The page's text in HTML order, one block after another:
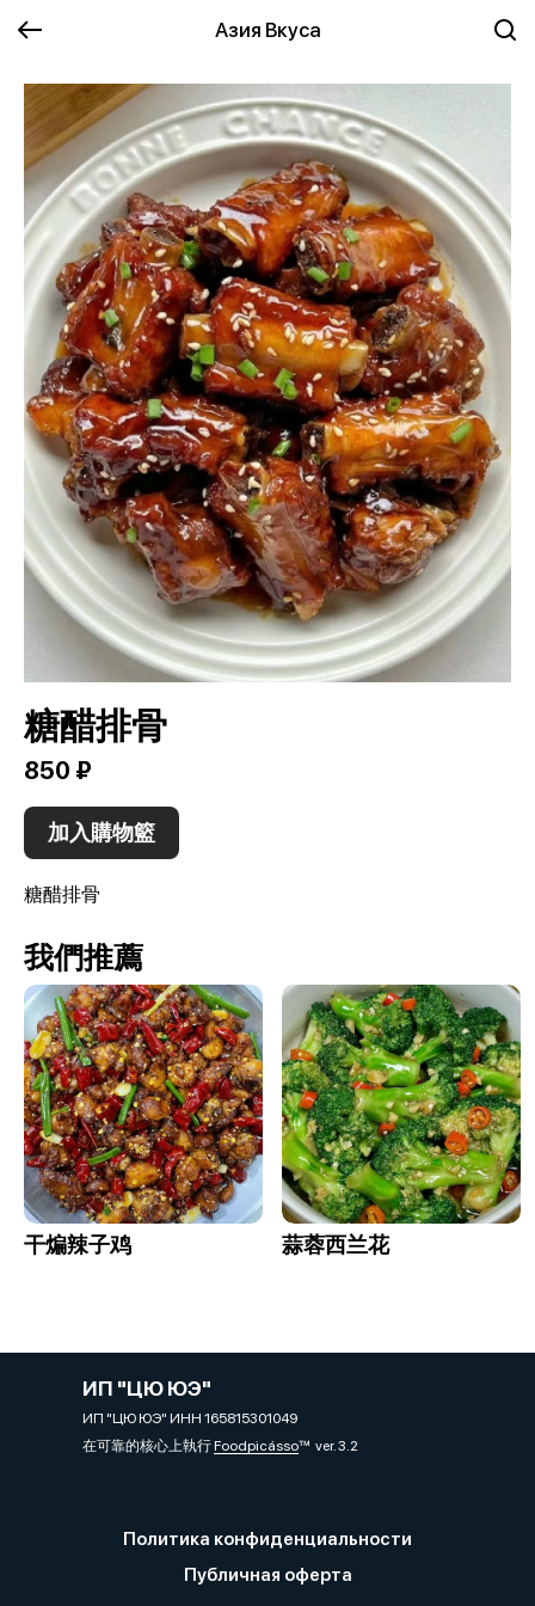
Азия Вкуса
糖醋排骨
850 ₽
加入購物籃
糖醋排骨
我們推薦
干煸辣子鸡 蒜蓉西兰花
ИП "ЦЮ ЮЭ"
ИП "ЦЮ ЮЭ" ИНН 165815301049
在可靠的核心上執行Foodpicássover. 3.2
Политика конфиденциальности
Публичная оферта